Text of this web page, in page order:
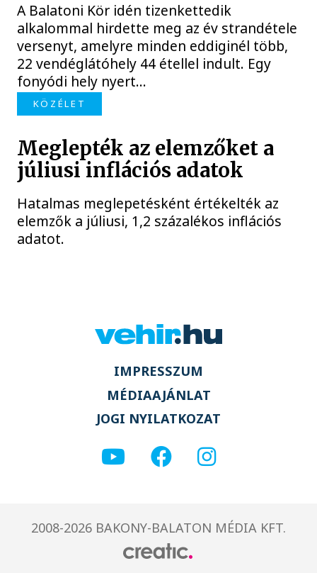
A Balatoni Kör idén tizenkettedik
alkalommal hirdette meg az év strandétele
versenyt, amelyre minden eddiginél több,
22 vendéglátóhely 44 étellel indult. Egy
fonyódi hely nyert...
KÖZÉLET
Meglepték az elemzőket a
júliusi inflációs adatok
Hatalmas meglepetésként értékelték az
elemzők a júliusi, 1,2 százalékos inflációs
adatot.
IMPRESSZUM
MÉDIAAJÁNLAT
JOGI NYILATKOZAT
2008-2026 BAKONY-BALATON MÉDIA KFT.